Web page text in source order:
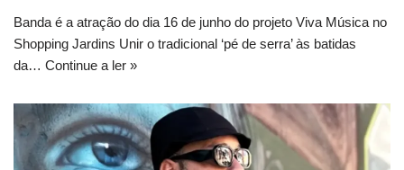
Banda é a atração do dia 16 de junho do projeto Viva Música no
Shopping Jardins Unir o tradicional ‘pé de serra’ às batidas
da… Continue a ler »